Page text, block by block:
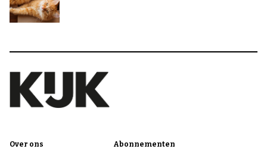
Over ons Abonnementen